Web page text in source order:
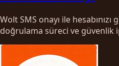
Wolt SMS onayı ile
doğrulama süreci ve güvenlik